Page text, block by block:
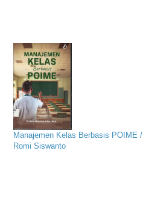
Manajemen Kelas Berbasis POIME /
Romi Siswanto